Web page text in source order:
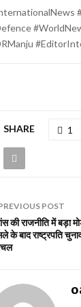
SHARE 1
POST
की राजनीति में बड़ा
के बाद राष्ट्रपति